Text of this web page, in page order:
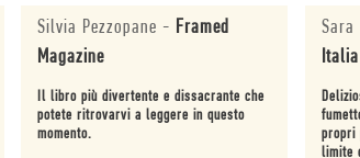
Silvia Pezzopane - Framed
Magazine
Il libro più divertente e dissacrante che
potete ritrovarvi a leggere in questo
momento.
Sara
Italia
propri
limite